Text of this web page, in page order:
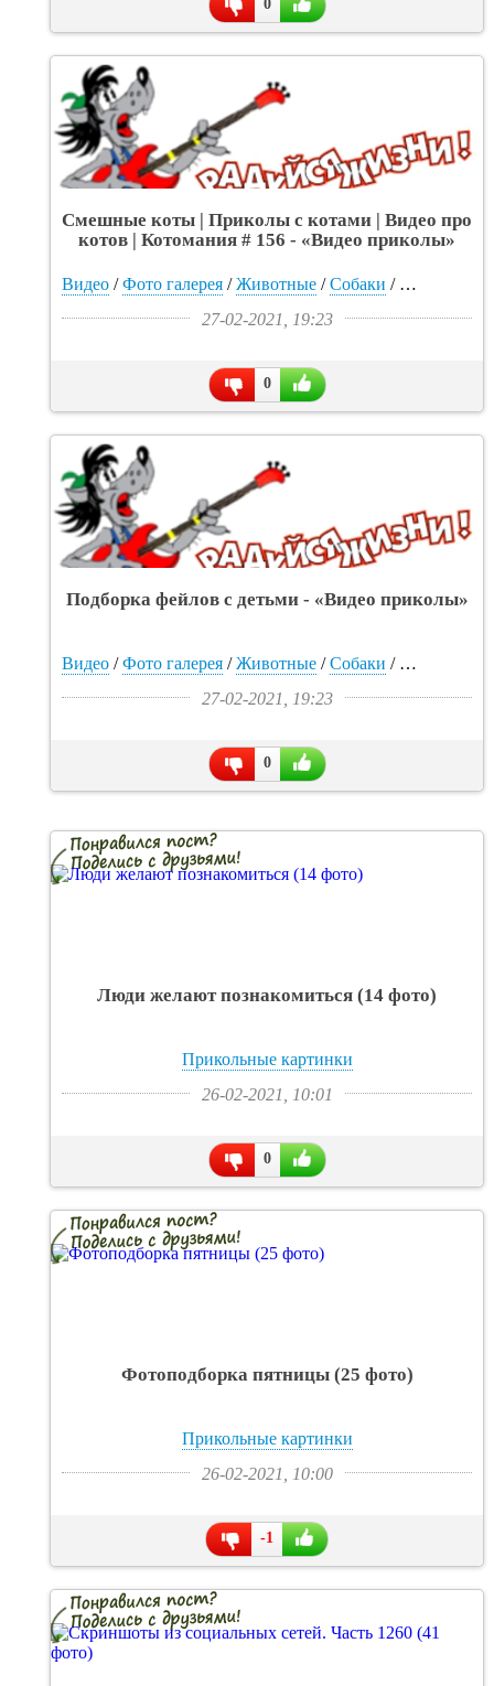
0
Смешные коты | Приколы с котами | Видео про
котов | Котомания # 156 - «Видео приколы»
Видео /Фото галерея /Животные /Собаки / Природа
27-02-2021, 19:23
0
Подборка фейлов с детьми - «Видео приколы»
Видео /Фото галерея /Животные /Собаки /
27-02-2021, 19:23
0
Люди желают познакомиться (14 фото)
Прикольные картинки
26-02-2021, 10:01
0
Фотоподборка пятницы (25 фото)
Прикольные картинки
26-02-2021, 10:00
-1